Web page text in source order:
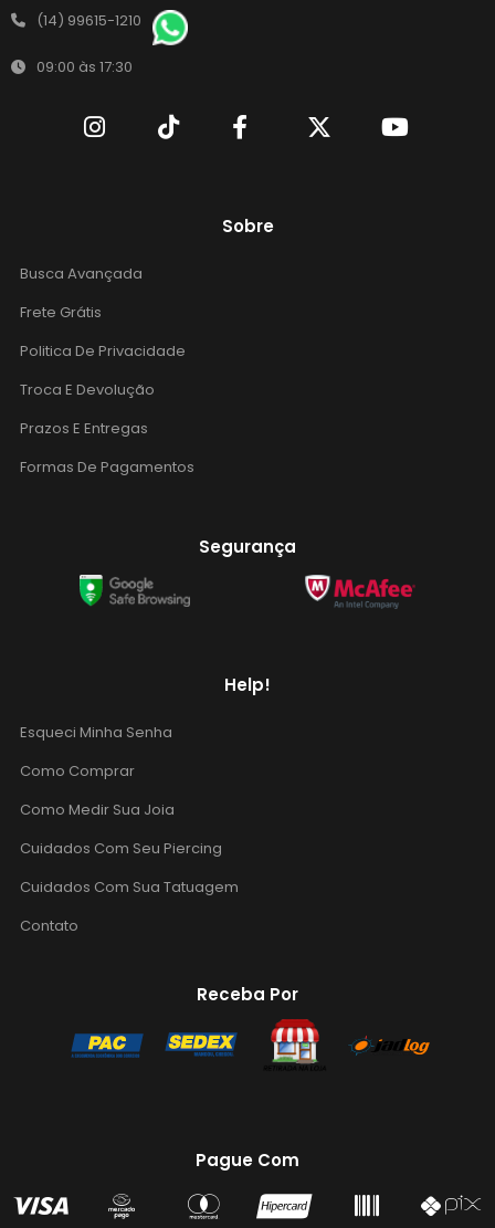
(14) 99615-1210
09:00 às 17:30
Sobre
Busca Avançada
Frete Grátis
Politica De Privacidade
Troca E Devolução
Prazos E Entregas
Formas De Pagamentos
Segurança
Help!
Esqueci Minha Senha
Como Comprar
Como Medir Sua Joia
Cuidados Com Seu Piercing
Cuidados Com Sua Tatuagem
Contato
Receba Por
Pague Com